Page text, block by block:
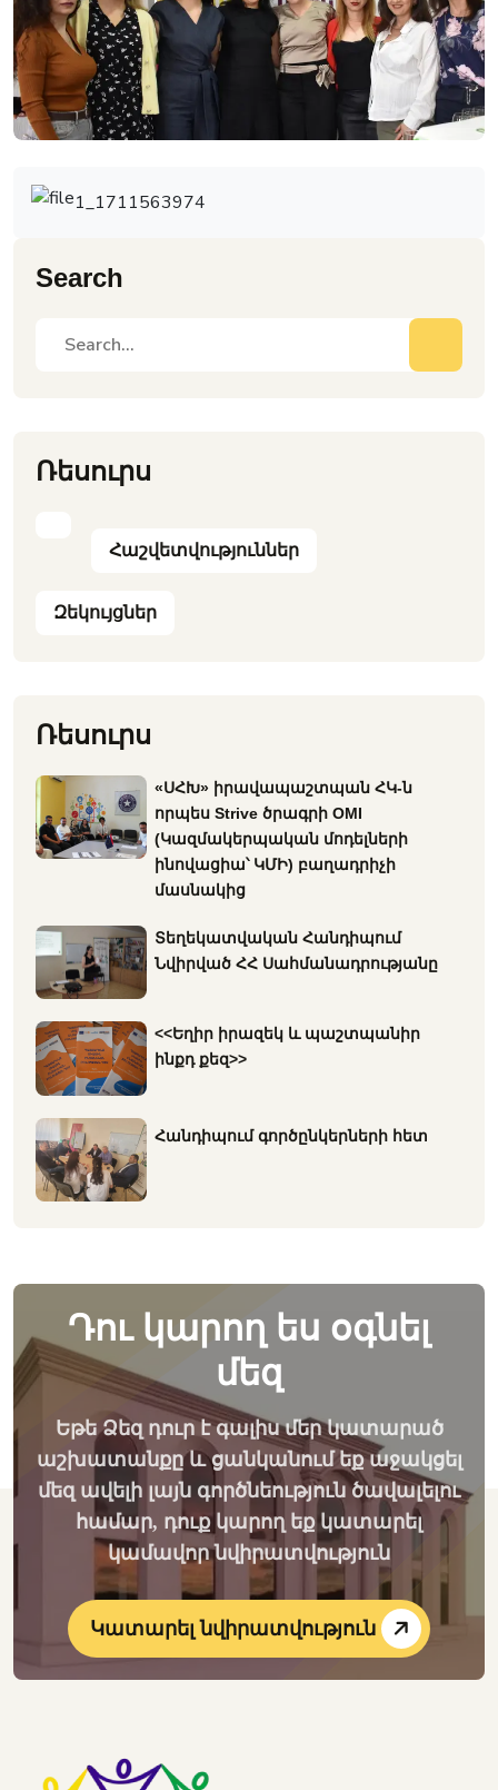
1_1711563974
Search
Ռեսուրս
Հաշվետվություններ
Զեկույցներ
Ռեսուրս
«ՍՀԽ» իրավապաշտպան ՀԿ-ն
որպես Strive ծրագրի OMI
(Կազմակերպական մոդելների
ինովացիա՝ ԿՄԻ) բաղադրիչի
մասնակից
Տեղեկատվական Հանդիպում
Նվիրված ՀՀ Սահմանադրությանը
<<Եղիր իրազեկ և պաշտպանիր
ինքդ քեզ>>
Հանդիպում գործընկերների հետ
Դու կարող ես օգնել
մեզ
Եթե Ձեզ դուր է գալիս մեր կատարած
աշխատանքը և ցանկանում եք աջակցել
մեզ ավելի լայն գործնեություն ծավալելու
համար, դուք կարող եք կատարել
կամավոր նվիրատվություն
Կատարել նվիրատվություն